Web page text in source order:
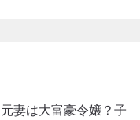
妻は大富豪令嬢？子